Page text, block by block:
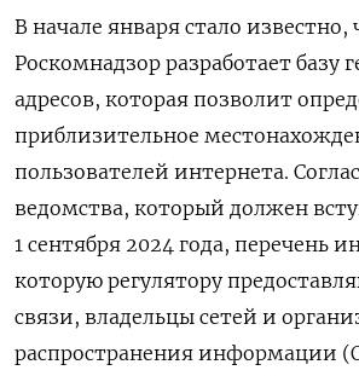
В начале января стало известно,
Роскомнадзор разработает базу
адресов, которая позволит
приблизительное
пользователей интернета.
ведомства, который должен
1 сентября 2024 года, перечень
которую регулятору
связи, владельцы сетей и
распространения информации